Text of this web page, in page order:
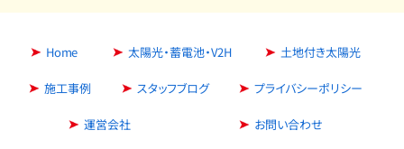
Home 太陽光・蓄電池・V2H 土地付き太陽光
施工事例 スタッフブログ プライバシーポリシー
運営会社 お問い合わせ